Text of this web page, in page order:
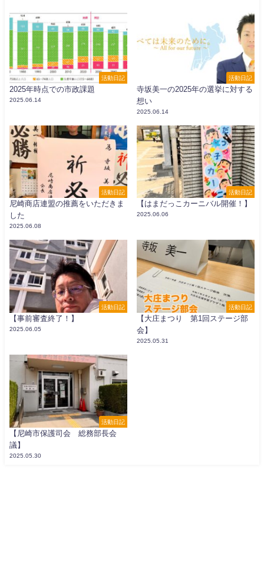
活動日記
2025年時点での市政課題
2025.06.14
活動日記
寺坂美一の2025年の選挙に対する
想い
2025.06.14
活動日記
尼崎商店連盟の推薦をいただきま
した
2025.06.08
活動日記
【はまだっこカーニバル開催！】
2025.06.06
活動日記
【事前審査終了！】
2025.06.05
活動日記
【大庄まつり 第1回ステージ部
会】
2025.05.31
活動日記
【尼崎市保護司会 総務部長会
議】
2025.05.30